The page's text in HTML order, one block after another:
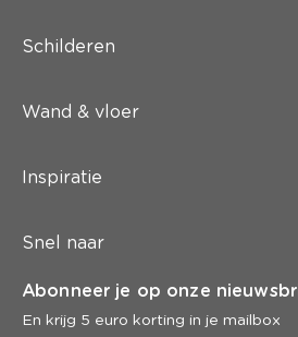
Schilderen
Wand & vloer
Inspiratie
Snel naar
Abonneer je op onze
En krijg 5 euro korting in je mailbox